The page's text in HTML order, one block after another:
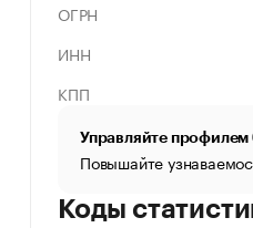
ОГРН
ИНН
КПП
Управляйте профилем
Повышайте
Коды